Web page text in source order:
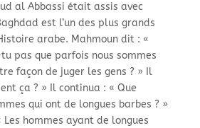
al Abbassi était assis avec
est l’un des plus grands
arabe. Mahmoun dit : «
tu pas que parfois nous sommes
façon de juger les gens ? » Il
ça ? » Il continua : « Que
qui ont de longues barbes ? »
hommes ayant de longues